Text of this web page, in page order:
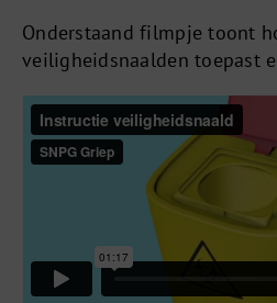
Onderstaand filmpje toont
veiligheidsnaalden toepast